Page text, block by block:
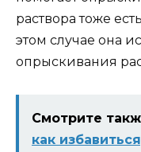
раствора тоже
этом случае она
опрыскивания
Смотрите
как